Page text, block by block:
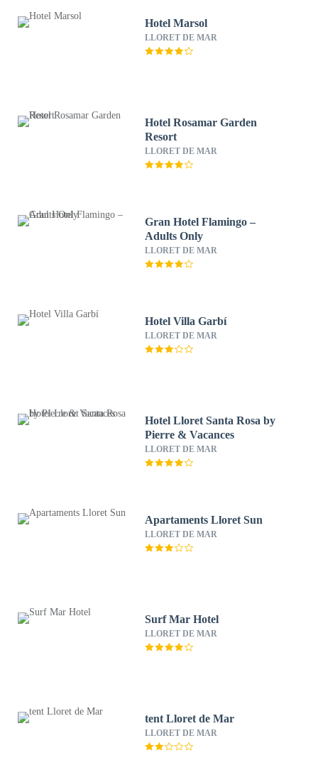
Hotel Marsol
LLORET DE MAR
Hotel Rosamar Garden
Resort
LLORET DE MAR
Gran Hotel Flamingo –
Adults Only
LLORET DE MAR
Hotel Villa Garbí
LLORET DE MAR
Hotel Lloret Santa Rosa by
Pierre & Vacances
LLORET DE MAR
Apartaments Lloret Sun
LLORET DE MAR
Surf Mar Hotel
LLORET DE MAR
tent Lloret de Mar
LLORET DE MAR